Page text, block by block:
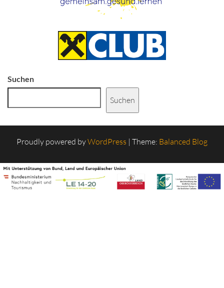
Suchen
Suchen
Proudly powered byWordPress | Theme: Balanced Blog